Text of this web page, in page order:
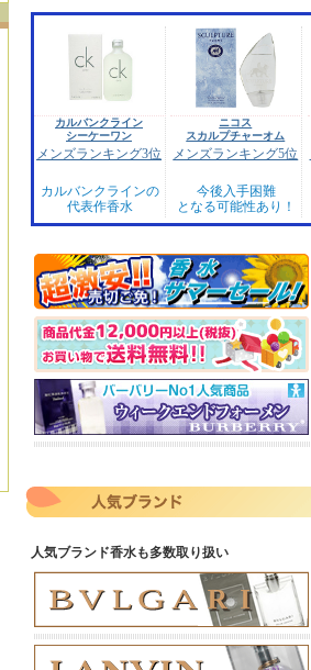
カルバンクライン
シーケーワン
メンズランキング3位
カルバンクラインの
代表作香水
ニコス
スカルプチャーオム
メンズランキング5位
今後入手困難
となる可能性あり！
人気ブランド香水も多数取り扱い